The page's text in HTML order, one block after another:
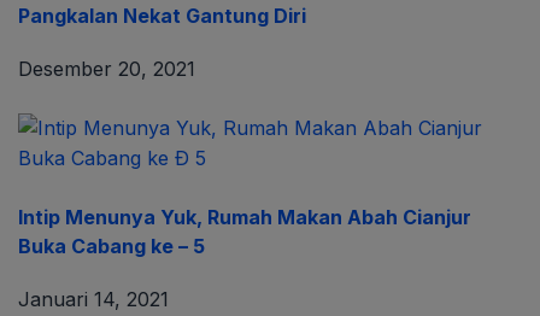
Pangkalan Nekat Gantung Diri
Desember 20, 2021
Intip Menunya Yuk, Rumah Makan Abah Cianjur
Buka Cabang ke – 5
Januari 14, 2021